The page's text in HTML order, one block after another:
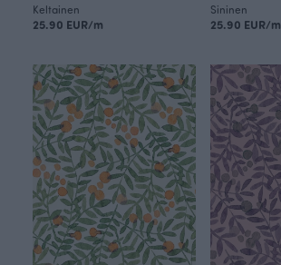
Keltainen
25.90 EUR/m
Sininen
25.90 EUR/m